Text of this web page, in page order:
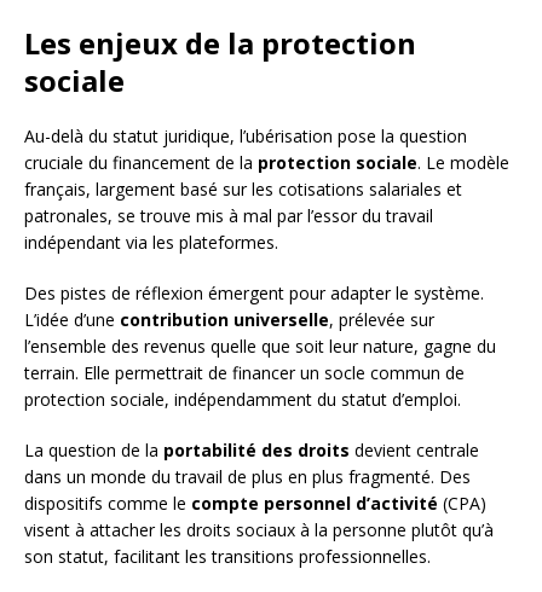
Les enjeux de la protection
sociale
Au-delà du statut juridique, l’ubérisation pose la question
cruciale du financement de la protection sociale. Le modèle
français, largement basé sur les cotisations salariales et
patronales, se trouve mis à mal par l’essor du travail
indépendant via les plateformes.
Des pistes de réflexion émergent pour adapter le système.
L’idée d’une contribution universelle, prélevée sur
l’ensemble des revenus quelle que soit leur nature, gagne du
terrain. Elle permettrait de financer un socle commun de
protection sociale, indépendamment du statut d’emploi.
La question de la portabilité des droits devient centrale
dans un monde du travail de plus en plus fragmenté. Des
dispositifs comme le compte personnel d’activité (CPA)
visent à attacher les droits sociaux à la personne plutôt qu’à
son statut, facilitant les transitions professionnelles.